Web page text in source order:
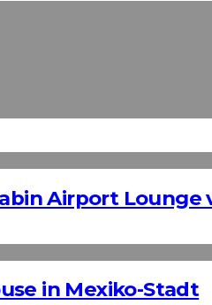
Airport Lounge
in Mexiko-Stadt